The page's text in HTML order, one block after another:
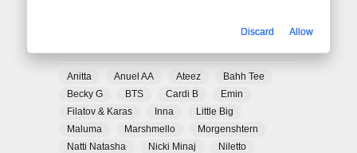
Anitta Anuel AA Ateez
Bahh Tee
Becky G
BTS Cardi B
Emin
Filatov & Karas
Inna
Little Big
Maluma
Marshmello
Morgenshtern
Natti Natasha
Nicki Minaj
Niletto
Discard Allow